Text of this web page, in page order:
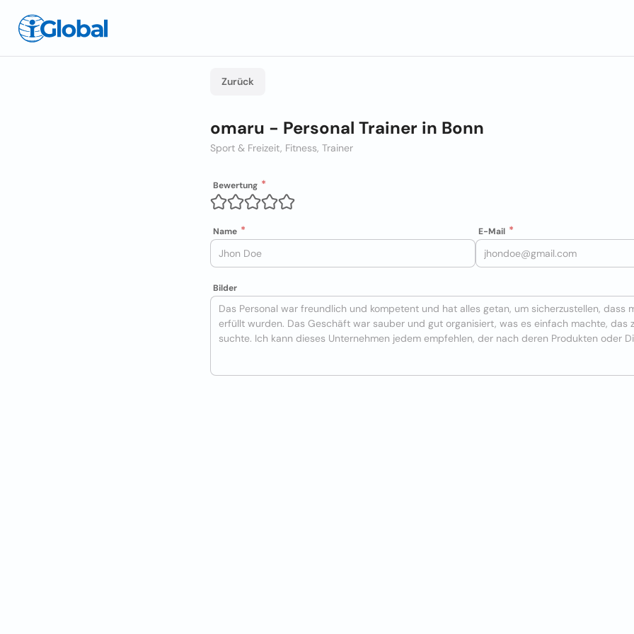
Zurück
omaru - Personal Trainer in Bonn
Sport & Freizeit, Fitness, Trainer
Bewertung
Name E-Mail
Bilder